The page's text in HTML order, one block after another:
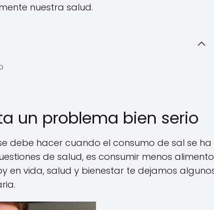
nuestra salud.
un problema bien serio
debe hacer cuando el consumo de sal se ha
de salud, es consumir menos
en vida, salud y bienestar te dejamos